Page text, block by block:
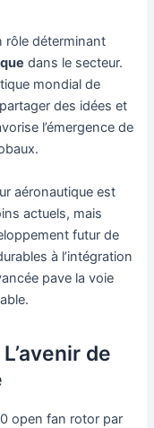
rôle déterminant
dans le secteur.
mondial de
des idées et
l’émergence de
aéronautique est
actuels, mais
futur de
à l’intégration
pave la voie
de
open fan rotor par